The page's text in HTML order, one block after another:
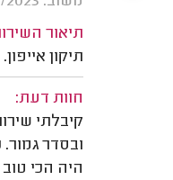
תיאור
תיקון אייפון.
חוות דעת:
קיבלתי
ובסדר
היה הכי